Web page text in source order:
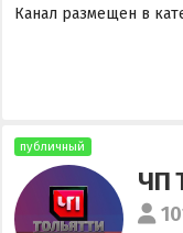
Канал размещен в
публичный
ЧП